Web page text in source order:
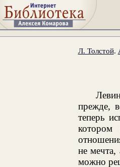
Л. Толстой.
прежде,
теперь
котором
не
можно